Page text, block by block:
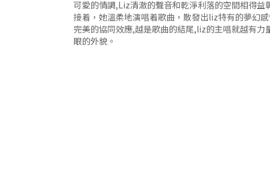
可愛的情調,Liz清澈的聲音和乾淨利落的空間相得益
接着，她溫柔地演唱着歌曲，散發出liz特有的夢幻
完美的協同效應,越是歌曲的結尾,liz的主唱就越有
眼的外貌。